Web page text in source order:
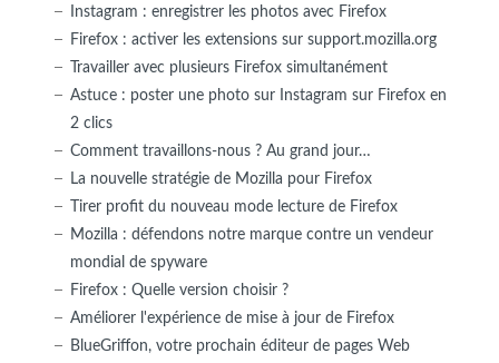
Instagram : enregistrer les photos avec Firefox
Firefox : activer les extensions sur support.mozilla.org
Travailler avec plusieurs Firefox simultanément
Astuce : poster une photo sur Instagram sur Firefox en
2 clics
Comment travaillons-nous ? Au grand jour…
La nouvelle stratégie de Mozilla pour Firefox
Tirer profit du nouveau mode lecture de Firefox
Mozilla : défendons notre marque contre un vendeur
mondial de spyware
Firefox : Quelle version choisir ?
Améliorer l'expérience de mise à jour de Firefox
BlueGriffon, votre prochain éditeur de pages Web